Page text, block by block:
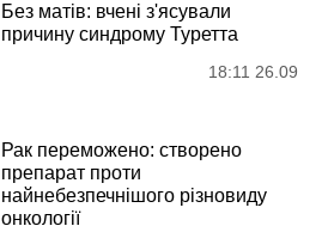
Без матів: вчені з'ясували
причину синдрому Туретта
18:11 26.09
Рак переможено: створено
препарат проти
найнебезпечнішого різновиду
онкології